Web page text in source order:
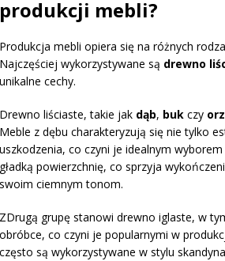
produkcji mebli?
Produkcja mebli opiera się na różnych
Najczęściej wykorzystywane są drewno
unikalne cechy.
Drewno liściaste, takie jak dąb, buk czy
Meble z dębu charakteryzują się nie tylko
uszkodzenia, co czyni je idealnym
gładką powierzchnię, co sprzyja
swoim ciemnym tonom.
ZDrugą grupę stanowi drewno iglaste, w
obróbce, co czyni je popularnymi w
często są wykorzystywane w stylu